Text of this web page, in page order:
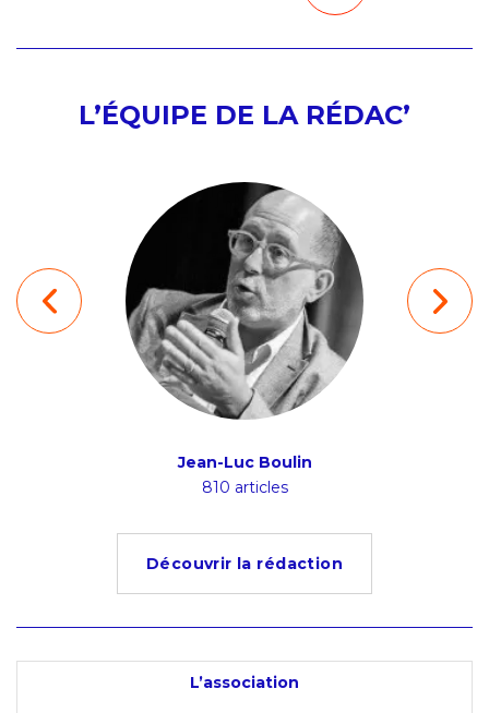
L’ÉQUIPE DE LA RÉDAC’
Jean-Luc Boulin
810 articles
Découvrir la rédaction
L’association